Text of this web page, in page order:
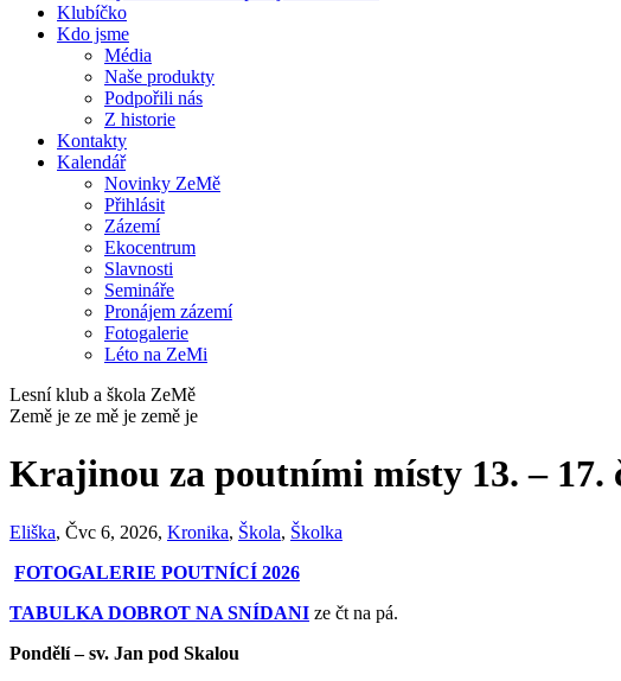
Klubíčko
Kdo jsme
Média
Naše produkty
Podpořili nás
Z historie
Kontakty
Kalendář
Novinky ZeMě
Přihlásit
Zázemí
Ekocentrum
Slavnosti
Semináře
Pronájem zázemí
Fotogalerie
Léto na ZeMi
Lesní klub a škola ZeMě
Země je ze mě je země je
Krajinou za poutními místy 13. – 17.
Eliška, Čvc 6, 2026, Kronika, Škola, Školka
FOTOGALERIE POUTNÍCÍ 2026
TABULKA DOBROT NA SNÍDANI ze čt na pá.
Pondělí – sv. Jan pod Skalou